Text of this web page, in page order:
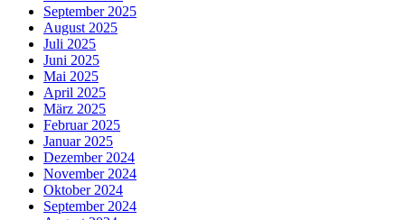
September 2025
August 2025
Juli 2025
Juni 2025
Mai 2025
April 2025
März 2025
Februar 2025
Januar 2025
Dezember 2024
November 2024
Oktober 2024
September 2024